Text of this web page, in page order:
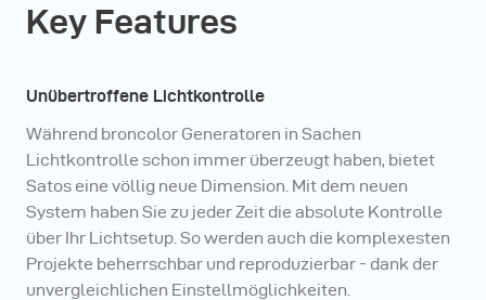
komplexesten Projekte. Das Dual Power Management
System sorgt dafür, dass die notwendige Leistung im
Brauchen Sie Hilfe? - Besuchen Sie unsere Online-
Wissensdatenbank
Key Features
Unübertroffene Lichtkontrolle
Während broncolor Generatoren in Sachen
Lichtkontrolle schon immer überzeugt haben, bietet
Satos eine völlig neue Dimension. Mit dem neuen
System haben Sie zu jeder Zeit die absolute Kontrolle
über Ihr Lichtsetup. So werden auch die komplexesten
Projekte beherrschbar und reproduzierbar - dank der
unvergleichlichen Einstellmöglichkeiten.